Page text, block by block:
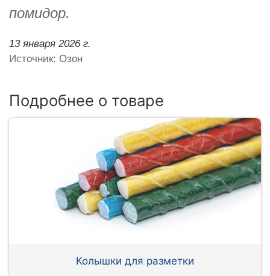
помидор.
13 января 2026 г.
Источник: Озон
Подробнее о товаре
Колышки для разметки